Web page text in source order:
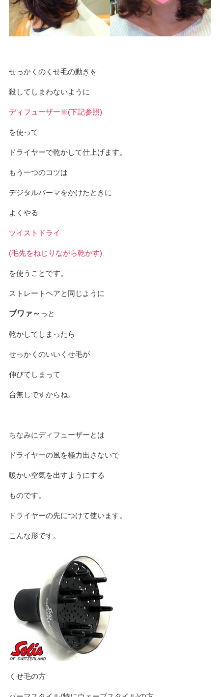
せっかくのくせ毛の動きを
殺してしまわないように
ディフューザー※(下記参照)
を使って
ドライヤーで乾かして仕上げます。
もう一つのコツは
デジタルパーマをかけたときに
よくやる
ツイストドライ
(毛先をねじりながら乾かす)
を使うことです。
ストレートヘアと同じように
ブワァ～ っと
乾かしてしまったら
せっかくのいいくせ毛が
伸びてしまって
台無しですからね。
ちなみにディフューザーとは
ドライヤーの風を極力出さないで
暖かい空気を出すようにする
ものです。
ドライヤーの先につけて使います。
こんな形です。
くせ毛の方